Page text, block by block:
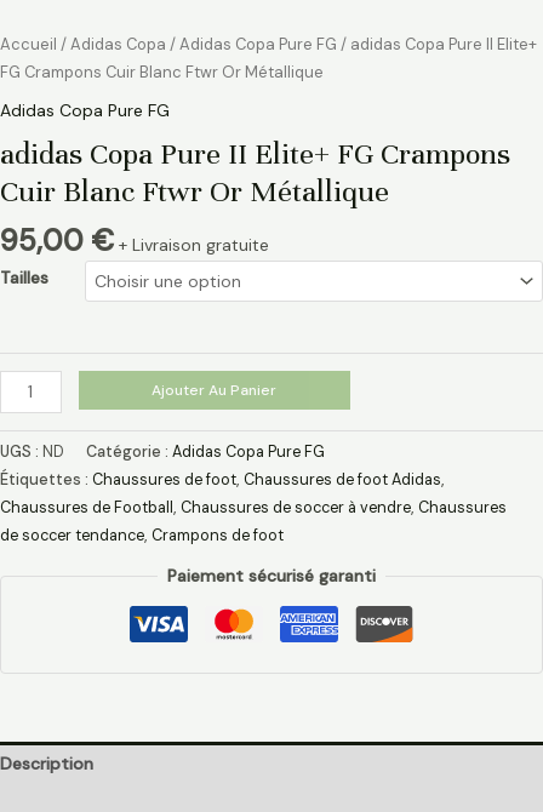
Accueil /Adidas Copa /Adidas Copa Pure FG / adidas Copa Pure II Elite+
FG Crampons Cuir Blanc Ftwr Or Métallique
Adidas Copa Pure FG
adidas Copa Pure II Elite+ FG Crampons
Cuir Blanc Ftwr Or Métallique
95,00 € + Livraison gratuite
Tailles
Ajouter Au Panier
UGS : ND Catégorie : Adidas Copa Pure FG
Étiquettes : Chaussures de foot, Chaussures de foot Adidas​,
Chaussures de Football , Chaussures de soccer à vendre, Chaussures
de soccer tendance, Crampons de foot
Paiement sécurisé garanti
Description